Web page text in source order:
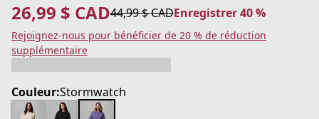
26,99 $ CAD
prix actuel 26,99 $ CAD44,99 $ CAD
prix original 44,99 $ CAD Enregistrer 40 %
Enregistrer 40 %
Rejoignez-nous pour bénéficier de 20 % de réduction
supplémentaire
Couleur:Stormwatch